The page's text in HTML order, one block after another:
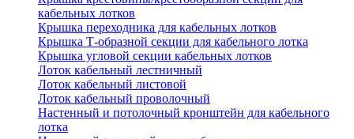
кабельных лотков
Крышка переходника для кабельных лотков
Крышка Т-образной секции для кабельного лотка
Крышка угловой секции кабельных лотков
Лоток кабельный лестничный
Лоток кабельный листовой
Лоток кабельный проволочный
Настенный и потолочный кронштейн для кабельного
лотка